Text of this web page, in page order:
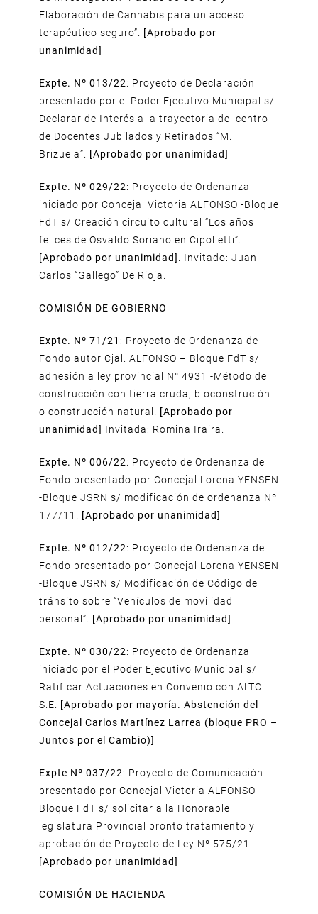
Elaboración de Cannabis para un acceso
terapéutico seguro”.
[Aprobado por
unanimidad]
Expte. Nº 013/22: Proyecto de Declaración
presentado por el Poder Ejecutivo Municipal s/
Declarar de Interés a la trayectoria del centro
de Docentes Jubilados y Retirados “M.
Brizuela”.
[Aprobado por unanimidad]
Expte. Nº 029/22: Proyecto de Ordenanza
iniciado por Concejal Victoria ALFONSO -Bloque
FdT s/ Creación circuito cultural “Los años
felices de Osvaldo Soriano en Cipolletti”.
[Aprobado por unanimidad]
. Invitado: Juan
Carlos “Gallego” De Rioja.
COMISIÓN DE GOBIERNO
Expte. Nº 71/21 : Proyecto de Ordenanza de
Fondo autor Cjal. ALFONSO – Bloque FdT s/
adhesión a ley provincial N° 4931 -Método de
construcción con tierra cruda, bioconstrución
o construcción natural.
[Aprobado por
unanimidad] Invitada: Romina Iraira.
Expte. Nº 006/22: Proyecto de Ordenanza de
Fondo presentado por Concejal Lorena YENSEN
-Bloque JSRN s/ modificación de ordenanza Nº
177/11.
[Aprobado por unanimidad]
Expte. Nº 012/22: Proyecto de Ordenanza de
Fondo presentado por Concejal Lorena YENSEN
-Bloque JSRN s/ Modificación de Código de
tránsito sobre “Vehículos de movilidad
personal”.
[Aprobado por unanimidad]
Expte. Nº 030/22: Proyecto de Ordenanza
iniciado por el Poder Ejecutivo Municipal s/
Ratificar Actuaciones en Convenio con ALTC
S.E.
[Aprobado por mayoría. Abstención del
Concejal Carlos Martínez Larrea (bloque PRO –
Juntos por el Cambio)]
Expte Nº 037/22: Proyecto de Comunicación
presentado por Concejal Victoria ALFONSO -
Bloque FdT s/ solicitar a la Honorable
legislatura Provincial pronto tratamiento y
aprobación de Proyecto de Ley Nº 575/21.
[Aprobado por unanimidad]
COMISIÓN DE HACIENDA